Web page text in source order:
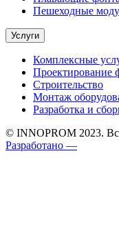
Пешеходные
Услуги
Комплексные
Проектирование
Строительство
Монтаж
Разработка и
© INNOPROM 2023.
Разработано —